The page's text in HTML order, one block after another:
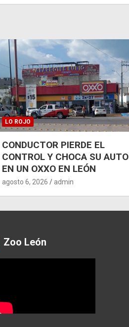
LO ROJO
CONDUCTOR PIERDE EL
CONTROL Y CHOCA SU AUTO
EN UN OXXO EN LEÓN
agosto 6, 2026 admin
Zoo León